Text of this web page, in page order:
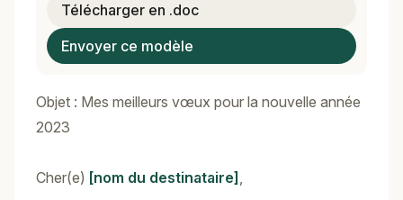
Télécharger en .doc
Envoyer ce modèle
Objet : Mes meilleurs vœux pour la nouvelle année
2023
Cher(e) [nom du destinataire] ,